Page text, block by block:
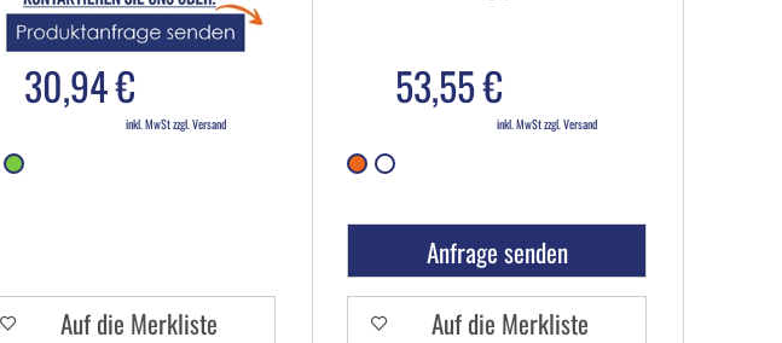
30,94 €
inkl. MwSt zzgl. Versand
Auf die Merkliste
53,55 €
inkl. MwSt zzgl. Versand
Anfrage senden
Auf die Merkliste